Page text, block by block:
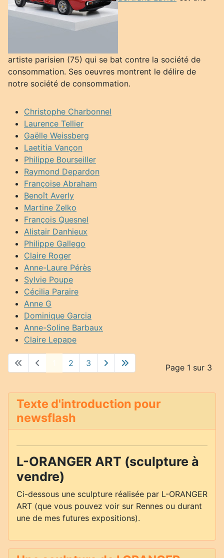
artiste parisien (75) qui se bat contre la société de
consommation. Ses oeuvres montrent le délire de
notre société de consommation.
Christophe Charbonnel
Laurence Tellier
Gaëlle Weissberg
Laetitia Vançon
Philippe Bourseiller
Raymond Depardon
Françoise Abraham
Benoît Averly
Martine Zelko
François Quesnel
Alistair Danhieux
Philippe Gallego
Claire Roger
Anne-Laure Pérès
Sylvie Poupe
Cécilia Paraire
Anne G
Dominique Garcia
Anne-Soline Barbaux
Claire Lepape
Page 1 sur 3
2 3
Texte d'introduction pour
newsflash
L-ORANGER ART (sculpture à
vendre)
Ci-dessous une sculpture réalisée par L-ORANGER
ART (que vous pouvez voir sur Rennes ou durant
une de mes futures expositions).